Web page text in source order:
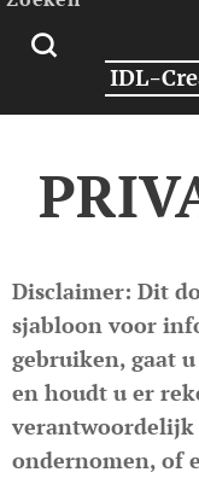
IDL-
Disclaimer: Dit
sjabloon voor
gebruiken, gaat
en houdt u er
verantwoordelijk
ondernomen, of